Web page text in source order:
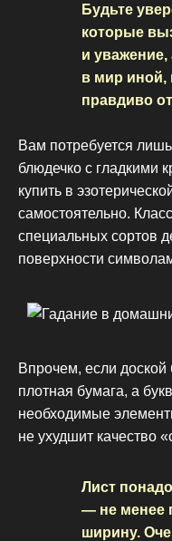
Будьте
которые
и уважение,
в мир иной,
правдиво
Вам потребуется
блюдечко с гладкими
купить в
самостоятельно.
специальных сортов
поверхности
Впрочем, если доской
плотная бумага, а
необходимые
не ухудшит качество
Лист
— не менее
ширину.